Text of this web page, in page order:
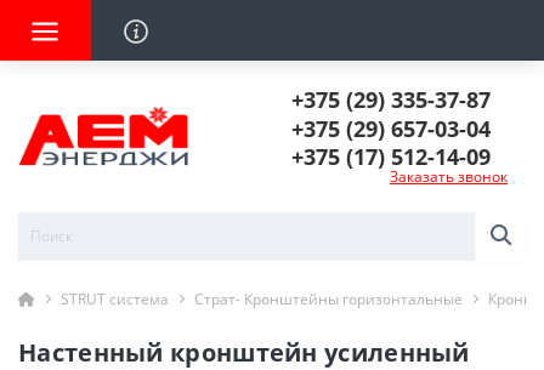
+375 (29) 335-37-87
+375 (29) 657-03-04
+375 (17) 512-14-09
Заказать звонок
STRUT система Страт- Кронштейны горизонтальные
Настенный кронштейн усиленный